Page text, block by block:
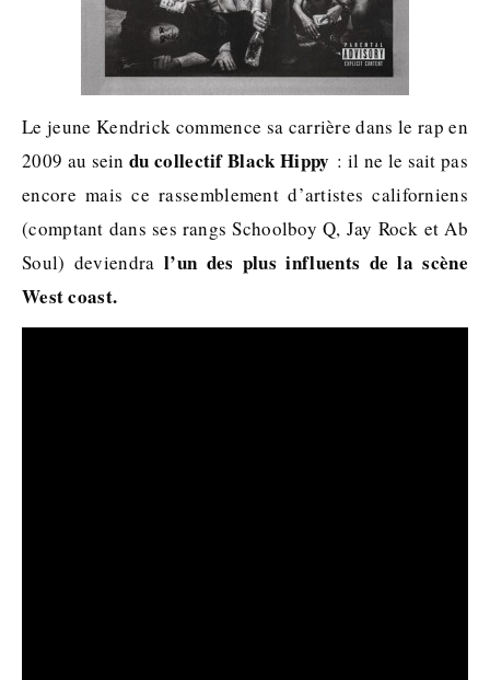
Le jeune Kendrick commence sa carrière dans le rap en
2009 au seindu collectif Black Hippy : il ne le sait pas
encore mais ce rassemblement d’artistes californiens
(comptant dans ses rangs Schoolboy Q, Jay Rock et Ab
Soul) deviendra l’un des plus influents de la scène
West coast.